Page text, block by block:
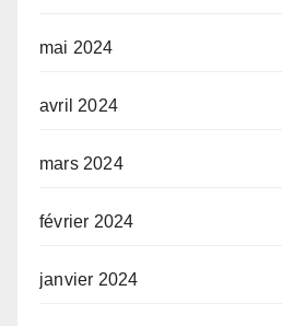
mai 2024
avril 2024
mars 2024
février 2024
janvier 2024